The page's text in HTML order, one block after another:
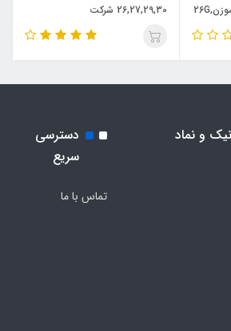
(SCREW MONO ) گیج سوزن26G,
26,27,29,30 شرکت
و نماد
دسترسی
سریع
تماس با ما